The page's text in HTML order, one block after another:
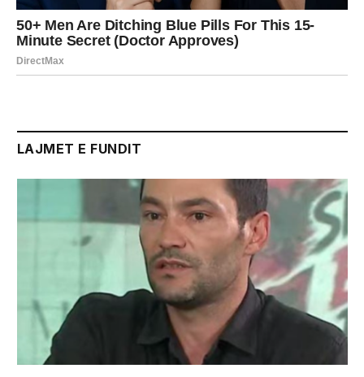
LAJMET E FUNDIT